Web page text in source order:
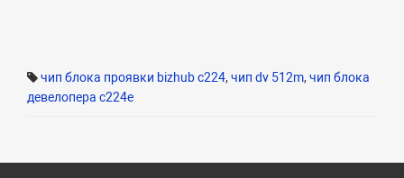
чип блока проявки bizhub c224, чип dv 512m, чип блока
девелопера c224e